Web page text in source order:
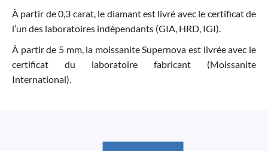
À partir de 0,3 carat, le diamant est livré avec le certificat de
l’un des laboratoires indépendants (GIA, HRD, IGI).
À partir de 5 mm, la moissanite Supernova est livrée avec le
certificat du laboratoire fabricant (Moissanite
International).